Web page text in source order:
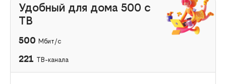
Удобный для дома 500 с
ТВ
500 Мбит/с
221 ТВ-канала